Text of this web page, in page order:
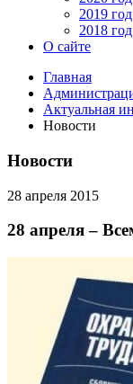
2019 год
2018 год
О сайте
Главная
Актуальная
Новости
Новости
28 апреля 2015
28 апреля –